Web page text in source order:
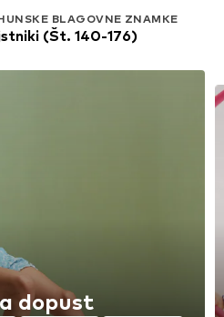
BLAGOVNE ZNAMKE
(Št. 140-176)
dopust